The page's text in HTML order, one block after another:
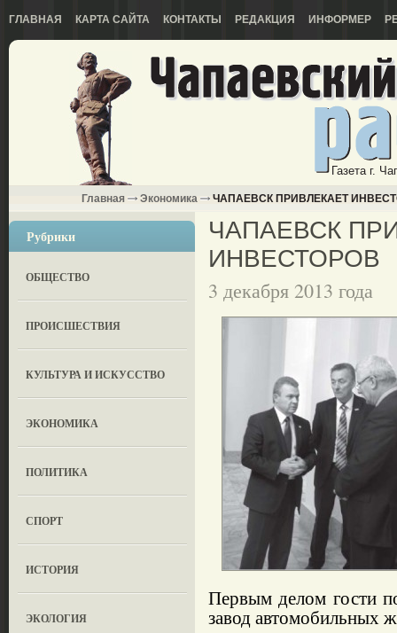
ГЛАВНАЯ КАРТА САЙТА КОНТАКТЫ РЕДАКЦИЯ ИНФОРМЕР
Газета г.
Главная Экономика ЧАПАЕВСК ПРИВЛЕКАЕТ
Рубрики
ОБЩЕСТВО
ПРОИСШЕСТВИЯ
КУЛЬТУРА И ИСКУССТВО
ЭКОНОМИКА
ПОЛИТИКА
СПОРТ
ИСТОРИЯ
ЭКОЛОГИЯ
ЧАПАЕВСК
ИНВЕСТОРОВ
3 декабря 2013 года
Первым делом гости
завод автомобильных